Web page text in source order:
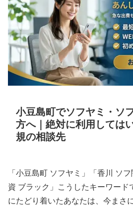
小豆島町でソフヤミ・ソ
方へ｜絶対に利用しては
規の相談先
「小豆島町 ソフヤミ」「香川 ソ
資 ブラック」こうしたキーワード
にたどり着いたあなたは、今まさ